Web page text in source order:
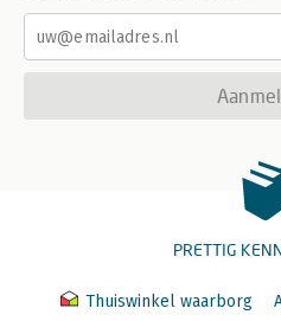
PRETTIG
Thuiswinkel waarborg